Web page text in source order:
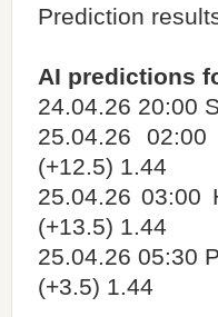
Prediction
AI predictions
24.04.26 20:00
25.04.26
(+12.5) 1.44
25.04.26 03:00
(+13.5) 1.44
25.04.26 05:30
(+3.5) 1.44